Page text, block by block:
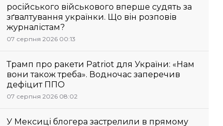
російського військового вперше судять за
зґвалтування українки. Що він розповів
журналістам?
07 серпня 2026 00:13
Трамп про ракети Patriot для України: «Нам
вони також треба». Водночас заперечив
дефіцит ППО
07 серпня 2026 08:02
У Мексиці блогера застрелили в прямому